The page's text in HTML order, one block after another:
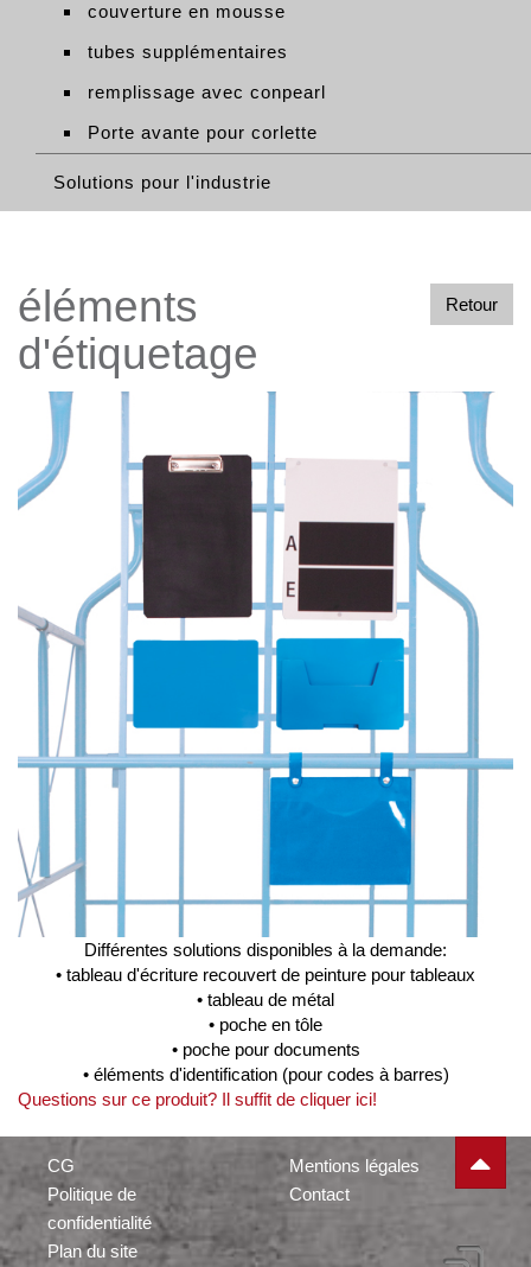
couverture en mousse
tubes supplémentaires
remplissage avec conpearl
Porte avante pour corlette
Solutions pour l'industrie
Retour
éléments
d'étiquetage
Différentes solutions disponibles à la demande:
• tableau d'écriture recouvert de peinture pour tableaux
• tableau de métal
• poche en tôle
• poche pour documents
• éléments d'identification (pour codes à barres)
Questions sur ce produit? Il suffit de cliquer ici!
CG
Politique de
confidentialité
Plan du site
Mentions légales
Contact